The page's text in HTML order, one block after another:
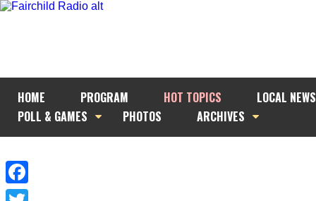
HOME PROGRAM HOT TOPICS
LOCAL NEWS
POLL & GAMES
PHOTOS ARCHIVES
Facebook